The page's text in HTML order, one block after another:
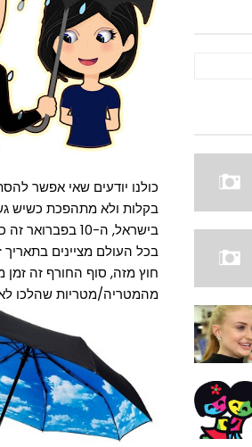
כולנו יודעים שאי אפשר
בקלות ולא מתהפכת כשיש
בישראל, ה-10
בכל העולם מציינים
חוץ מזה, סוף החורף זה זמן
מהמטריה/מטריות שהלכו